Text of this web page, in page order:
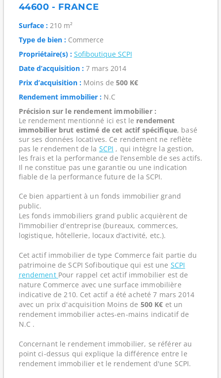
44600 - FRANCE
Surface :210 m²
Type de bien :Commerce
Propriétaire(s) : Sofiboutique SCPI
Date d’acquisition :7 mars 2014
Prix d’acquisition :Moins de 500 K€
Rendement immobilier :N.C
Précision sur le rendement immobilier :
Le rendement mentionné ici est le rendement
immobilier brut estimé de cet actif spécifique, basé
sur ses données locatives. Ce rendement ne reflète
pas le rendement de la SCPI , qui intègre la gestion,
les frais et la performance de l’ensemble de ses actifs.
Il ne constitue pas une garantie ou une indication
fiable de la performance future de la SCPI.
Ce bien appartient à un fonds immobilier grand
public.
Les fonds immobiliers grand public acquièrent de
l’immobilier d’entreprise (bureaux, commerces,
logistique, hôtellerie, locaux d’activité, etc.).
Cet actif immobilier de type Commerce fait partie du
patrimoine de SCPI Sofiboutique qui est une SCPI
rendement Pour rappel cet actif immobilier est de
nature Commerce avec une surface immobilière
indicative de 210. Cet actif a été acheté 7 mars 2014
avec un prix d'acquisition Moins de 500 K€ et un
rendement immobilier actes-en-mains indicatif de
N.C .
Concernant le rendement immobilier, se référer au
point ci-dessus qui explique la différence entre le
rendement immobilier et le rendement d'une SCPI.